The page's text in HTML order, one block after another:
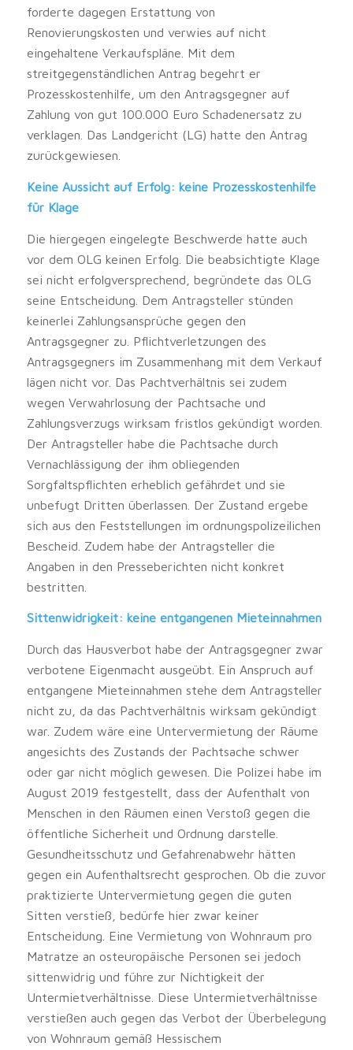
forderte dagegen Erstattung von
Renovierungskosten und verwies auf nicht
eingehaltene Verkaufspläne. Mit dem
streitgegenständlichen Antrag begehrt er
Prozesskostenhilfe, um den Antragsgegner auf
Zahlung von gut 100.000 Euro Schadenersatz zu
verklagen. Das Landgericht (LG) hatte den Antrag
zurückgewiesen.
Keine Aussicht auf Erfolg: keine Prozesskostenhilfe
für Klage
Die hiergegen eingelegte Beschwerde hatte auch
vor dem OLG keinen Erfolg. Die beabsichtigte Klage
sei nicht erfolgversprechend, begründete das OLG
seine Entscheidung. Dem Antragsteller stünden
keinerlei Zahlungsansprüche gegen den
Antragsgegner zu. Pflichtverletzungen des
Antragsgegners im Zusammenhang mit dem Verkauf
lägen nicht vor. Das Pachtverhältnis sei zudem
wegen Verwahrlosung der Pachtsache und
Zahlungsverzugs wirksam fristlos gekündigt worden.
Der Antragsteller habe die Pachtsache durch
Vernachlässigung der ihm obliegenden
Sorgfaltspflichten erheblich gefährdet und sie
unbefugt Dritten überlassen. Der Zustand ergebe
sich aus den Feststellungen im ordnungspolizeilichen
Bescheid. Zudem habe der Antragsteller die
Angaben in den Presseberichten nicht konkret
bestritten.
Sittenwidrigkeit: keine entgangenen Mieteinnahmen
Durch das Hausverbot habe der Antragsgegner zwar
verbotene Eigenmacht ausgeübt. Ein Anspruch auf
entgangene Mieteinnahmen stehe dem Antragsteller
nicht zu, da das Pachtverhältnis wirksam gekündigt
war. Zudem wäre eine Untervermietung der Räume
angesichts des Zustands der Pachtsache schwer
oder gar nicht möglich gewesen. Die Polizei habe im
August 2019 festgestellt, dass der Aufenthalt von
Menschen in den Räumen einen Verstoß gegen die
öffentliche Sicherheit und Ordnung darstelle.
Gesundheitsschutz und Gefahrenabwehr hätten
gegen ein Aufenthaltsrecht gesprochen. Ob die zuvor
praktizierte Untervermietung gegen die guten
Sitten verstieß, bedürfe hier zwar keiner
Entscheidung. Eine Vermietung von Wohnraum pro
Matratze an osteuropäische Personen sei jedoch
sittenwidrig und führe zur Nichtigkeit der
Untermietverhältnisse. Diese Untermietverhältnisse
verstießen auch gegen das Verbot der Überbelegung
von Wohnraum gemäß Hessischem